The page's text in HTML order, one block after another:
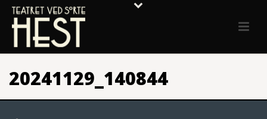
20241129_140844